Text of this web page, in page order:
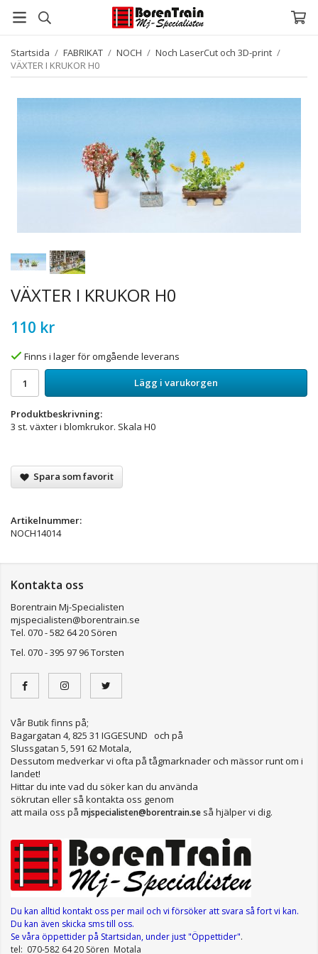
Startsida / FABRIKAT / NOCH / Noch LaserCut och 3D-print /
VÄXTER I KRUKOR H0
VÄXTER I KRUKOR H0
110 kr
Finns i lager för omgående leverans
Lägg i varukorgen
Produktbeskrivning:
3 st. växter i blomkrukor. Skala H0
Spara som favorit
Artikelnummer:
NOCH14014
Kontakta oss
Borentrain Mj-Specialisten
mjspecialisten@borentrain.se
Tel. 070 - 582 64 20 Sören
Tel. 070 - 395 97 96 Torsten
Vår Butik finns på;
Bagargatan 4, 825 31 IGGESUND och på
Slussgatan 5, 591 62 Motala,
Dessutom medverkar vi ofta på tågmarknader och mässor runt om i
landet!
Hittar du inte vad du söker kan du använda
sökrutan eller så kontakta oss genom
att maila oss på mjspecialisten@borentrain.se så hjälper vi dig.
Du kan alltid kontakt oss per mail och vi försöker att svara så fort vi kan.
Du kan även skicka sms till oss.
Se våra öppettiderpå Startsidan, under just "Öppettider".
tel: 070-582 64 20 Sören Motala